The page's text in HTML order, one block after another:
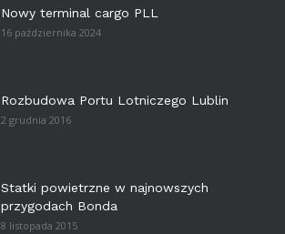
Nowy terminal cargo PLL
16 października 2024
Rozbudowa Portu Lotniczego Lublin
2 grudnia 2016
Statki powietrzne w najnowszych
przygodach Bonda
8 listopada 2015